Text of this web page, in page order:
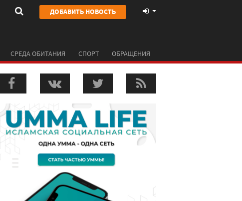
ДОБАВИТЬ НОВОСТЬ
СРЕДА ОБИТАНИЯ СПОРТ ОБРАЩЕНИЯ